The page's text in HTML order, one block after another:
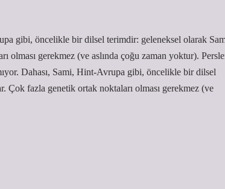
gibi, öncelikle bir dilsel terimdir: geleneksel olarak
gerekmez (ve aslında çoğu zaman yoktur).
Dahası, Sami, Hint-Avrupa gibi, öncelikle bir dilsel
fazla genetik ortak noktaları olması gerekmez (ve